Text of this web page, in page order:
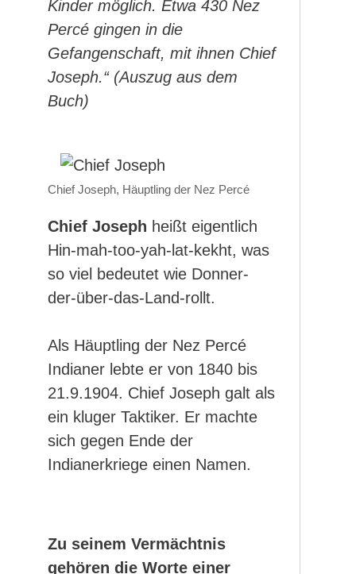
Kinder möglich. Etwa 430 Nez
Percé gingen in die
Gefangenschaft, mit ihnen Chief
Joseph.“ (Auszug aus dem
Buch)
Chief Joseph, Häuptling der Nez Percé
Chief Joseph heißt eigentlich
Hin-mah-too-yah-lat-kekht, was
so viel bedeutet wie Donner-
der-über-das-Land-rollt.
Als Häuptling der Nez Percé
Indianer lebte er von 1840 bis
21.9.1904. Chief Joseph galt als
ein kluger Taktiker. Er machte
sich gegen Ende der
Indianerkriege einen Namen.
Zu seinem Vermächtnis
gehören die Worte einer